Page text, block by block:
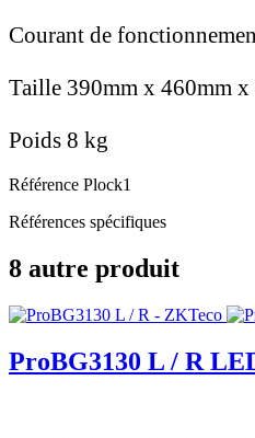
Courant de
Taille 390mm x 460mm x
Poids 8 kg
Référence Plock1
Références spécifiques
8 autre produit
ProBG3130 L / R